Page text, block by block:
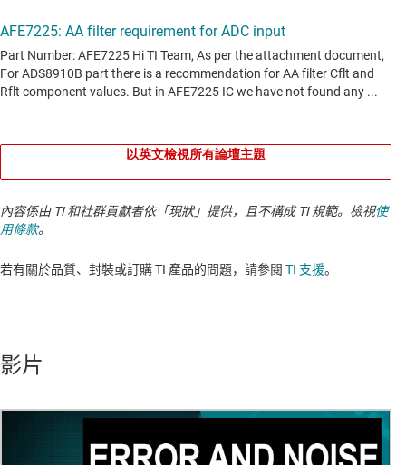
以英文檢視所有論壇主題
內容係由 TI 和社群貢獻者依「現狀」提供，且不構成 TI 規範。檢視使
用條款。
若有關於品質、封裝或訂購 TI 產品的問題，請參閱 TI 支援。​​​​​​​​​​​​​​
影片